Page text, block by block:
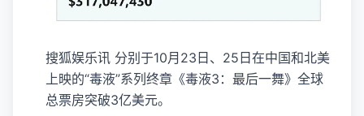
搜狐娱乐讯 分别于10月23日、25日在中国和北美
上映的“毒液”系列终章《毒液3：最后一舞》全球
总票房突破3亿美元。